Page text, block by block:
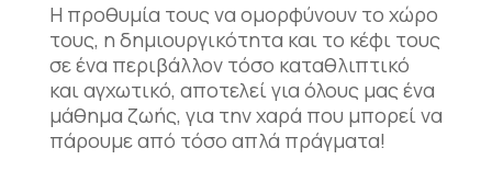
Η προθυμία τους να ομορφύνουν το χώρο
τους, η δημιουργικότητα και το κέφι τους
σε ένα περιβάλλον τόσο καταθλιπτικό
και αγχωτικό, αποτελεί για όλους μας ένα
μάθημα ζωής, για την χαρά που μπορεί να
πάρουμε από τόσο απλά πράγματα!